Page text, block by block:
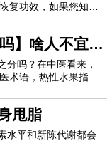
复功效，如果您知道
知道这种柑橘类水果
檬有一些神奇的家庭
问题。让我们一
】啥人不宜吃
啥季节吃
分吗？在中医看来，
术语，热性水果指的
水果？下面妈网一一
吗热性水果指的是热
荔枝、榴莲、木
甩脂
水平和新陈代谢都会